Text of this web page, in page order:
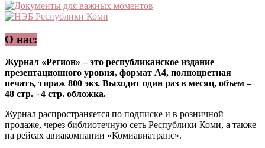
О нас:
Журнал «Регион» – это республиканское издание
презентационного уровня, формат А4, полноцветная
печать, тираж 800 экз. Выходит один раз в месяц, объем –
48 стр. +4 стр. обложка.
Журнал распространяется по подписке и в розничной
продаже, через библиотечную сеть Республики Коми, а также
на рейсах авиакомпании «Комиавиатранс».